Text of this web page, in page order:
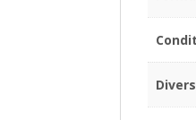
Divers